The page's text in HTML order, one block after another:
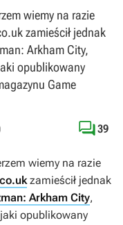
wiemy na razie
zamieścił jednak
Arkham City,
opublikowany
Game
39
wiemy na razie
zamieścił jednak
Arkham City,
opublikowany